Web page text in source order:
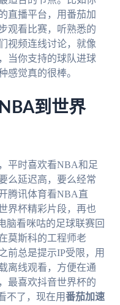
直播平台，用番茄加
观看比赛，听熟悉的
视频连线讨论，就像
当你支持的球队进球
感觉真的很棒。
到世界
平时喜欢看NBA和足
么延迟高，要么经常
腾讯体育看NBA直
界杯精彩片段，再也
脑看咪咕的足球联赛回
莫斯科的工程师老
前总是提示IP受限，用
离线观看，方便在通
最喜欢抖音世界杯的
不了，现在用番茄加速